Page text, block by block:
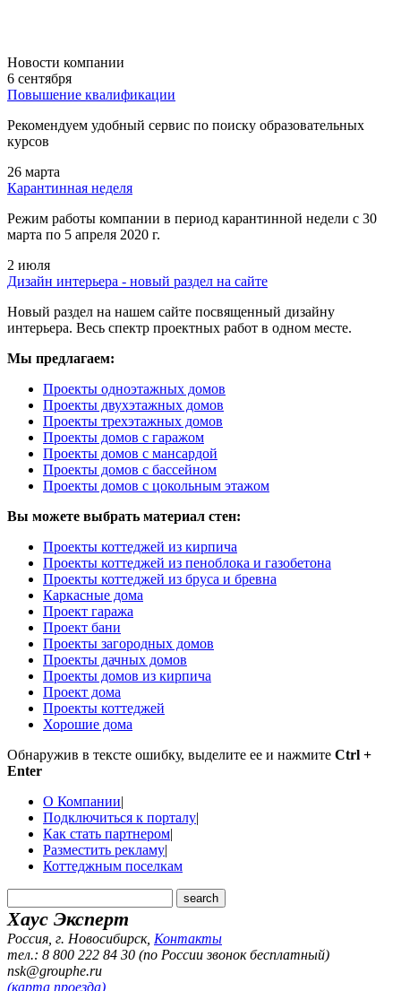
Новости компании
6 сентября
Повышение квалификации
Рекомендуем удобный сервис по поиску образовательных
курсов
26 марта
Карантинная неделя
Режим работы компании в период карантинной недели c 30
марта по 5 апреля 2020 г.
2 июля
Дизайн интерьера - новый раздел на сайте
Новый раздел на нашем сайте посвященный дизайну
интерьера. Весь спектр проектных работ в одном месте.
Мы предлагаем:
Проекты одноэтажных домов
Проекты двухэтажных домов
Проекты трехэтажных домов
Проекты домов с гаражом
Проекты домов с мансардой
Проекты домов с бассейном
Проекты домов с цокольным этажом
Вы можете выбрать материал стен:
Проекты коттеджей из кирпича
Проекты коттеджей из пеноблока и газобетона
Проекты коттеджей из бруса и бревна
Каркасные дома
Проект гаража
Проект бани
Проекты загородных домов
Проекты дачных домов
Проекты домов из кирпича
Проект дома
Проекты коттеджей
Хорошие дома
Обнаружив в тексте ошибку, выделите ее и нажмите Ctrl +
Enter
О Компании|
Подключиться к порталу|
Как стать партнером|
Разместить рекламу|
Коттеджным поселкам
Хаус Эксперт
Россия, г. Новосибирск, Контакты
тел.: 8 800 222 84 30 (по России звонок бесплатный)
nsk@grouphe.ru
(карта проезда)